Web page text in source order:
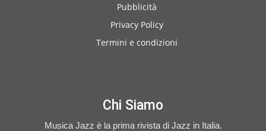
Pubblicità
Privacy Policy
Termini e condizioni
Chi Siamo
Musica Jazz è la prima rivista di Jazz in Italia.